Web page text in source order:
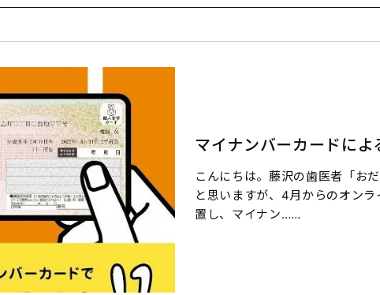
マイナンバーカードに
こんにちは。藤沢の歯医者「お
と思いますが、4月からのオン
置し、マイナン……